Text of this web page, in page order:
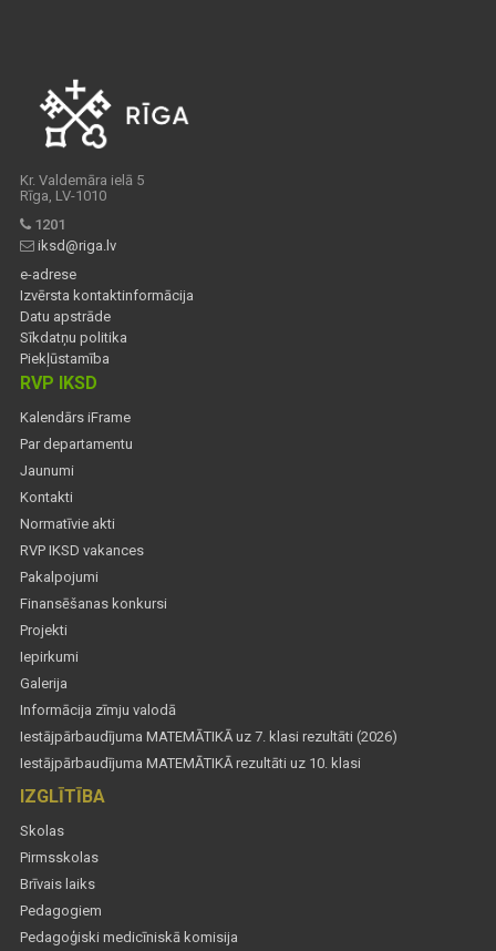
Kr. Valdemāra ielā 5
Rīga, LV-1010
1201
iksd@riga.lv
e-adrese
Izvērsta kontaktinformācija
Datu apstrāde
Sīkdatņu politika
Piekļūstamība
RVP IKSD
Kalendārs iFrame
Par departamentu
Jaunumi
Kontakti
Normatīvie akti
RVP IKSD vakances
Pakalpojumi
Finansēšanas konkursi
Projekti
Iepirkumi
Galerija
Informācija zīmju valodā
Iestājpārbaudījuma MATEMĀTIKĀ uz 7. klasi rezultāti (2026)
Iestājpārbaudījuma MATEMĀTIKĀ rezultāti uz 10. klasi
IZGLĪTĪBA
Skolas
Pirmsskolas
Brīvais laiks
Pedagogiem
Pedagoģiski medicīniskā komisija